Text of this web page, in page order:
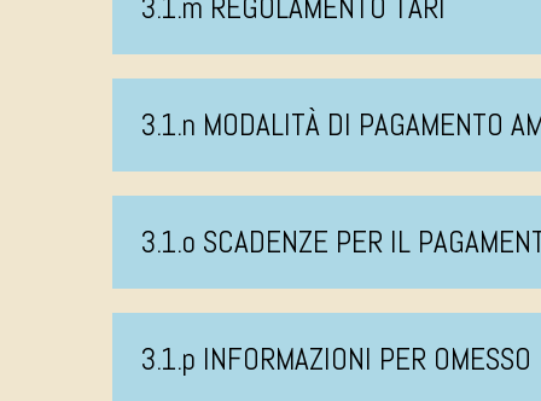
3.1.m REGOLAMENTO TARI
3.1.n MODALITÀ DI PAGAMENTO
3.1.o SCADENZE PER IL
3.1.p INFORMAZIONI PER OMESSO